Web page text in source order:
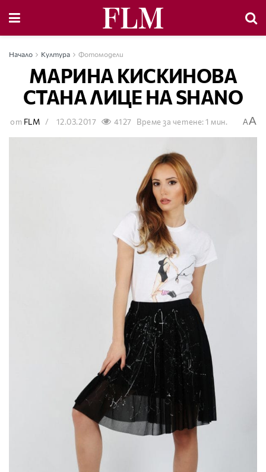
Начало Култура Фотомодели
МАРИНА КИСКИНОВА
СТАНА ЛИЦЕ НА SHANO
от FLM 12.03.2017 4127 Време за четене: 1 мин. AA